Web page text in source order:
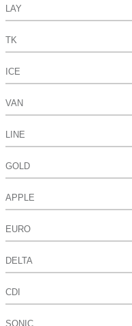
LAY
TK
ICE
VAN
LINE
GOLD
APPLE
EURO
DELTA
CDI
SONIC